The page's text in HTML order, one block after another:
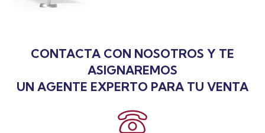
CONTACTA CON NOSOTROS Y TE
ASIGNAREMOS
UN AGENTE EXPERTO PARA TU VENTA